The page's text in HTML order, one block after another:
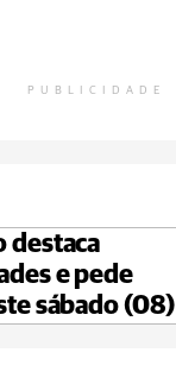
PUBLICIDADE
destaca
e pede
sábado (08)